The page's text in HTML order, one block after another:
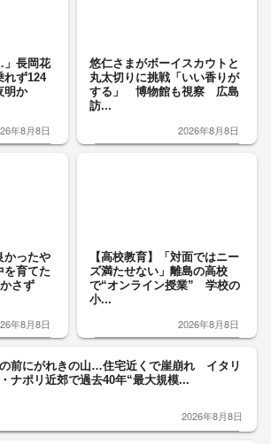
」長岡花
れず124
明か
年8月8日
悠仁さまがボーイスカウトと
丸太切りに挑戦「いい香りが
する」 博物館も視察 広島
訪...
2026年8月8日
かったや
を育てた
さず
年8月8日
【高校教育】「対面ではニー
ズ満たせない」離島の高校
で“オンライン授業” 学校の
小...
2026年8月8日
の前にがれきの山…住宅近くで崖崩れ イタリ
ナポリ近郊で過去40年“最大規模...
2026年8月8日